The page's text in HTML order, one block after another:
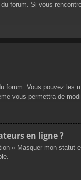
forum. Si vous
Vous pouvez les
vous permettra de
en ligne ?
« Masquer mon